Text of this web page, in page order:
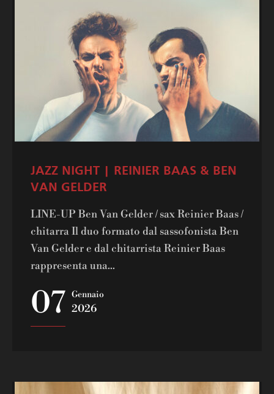
JAZZ NIGHT | REINIER BAAS & BEN
VAN GELDER
LINE-UP Ben Van Gelder / sax Reinier Baas /
chitarra Il duo formato dal sassofonista Ben
Van Gelder e dal chitarrista Reinier Baas
rappresenta una...
07 Gennaio
2026